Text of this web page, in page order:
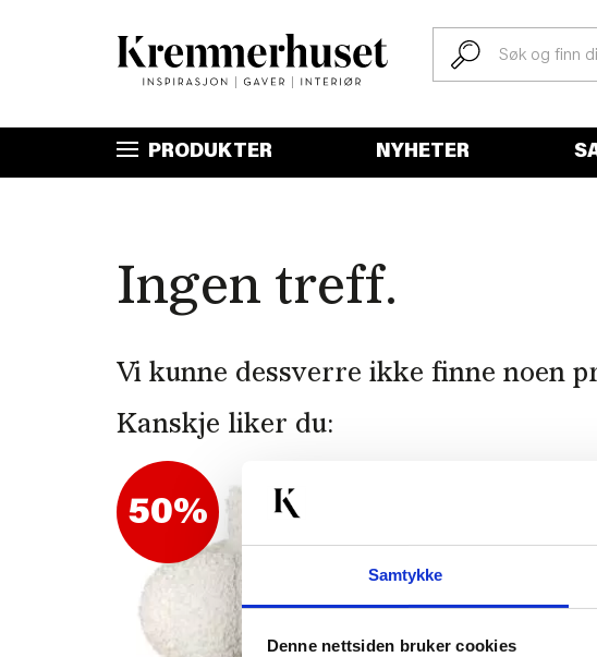
Samtykke
Denne nettsiden bruker cookies
hovedinnhold
PRODUKTER NYHETER
Ingen treff.
Vi kunne dessverre ikke finne noen
Kanskje liker du:
50%